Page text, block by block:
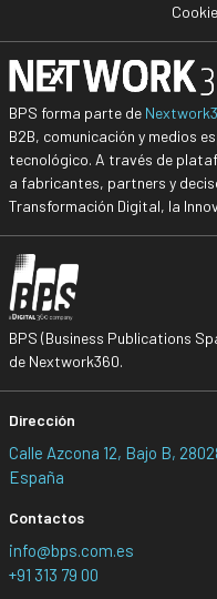
Cookie
BPS forma parte de
B2B, comunicación y medios
tecnológico. A través de
a fabricantes, partners y
Transformación Digital, la
BPS (Business Publications
de Nextwork360.
Dirección
Calle Azcona 12, Bajo B,
España
Contactos
info@bps.com.es
+91 313 79 00